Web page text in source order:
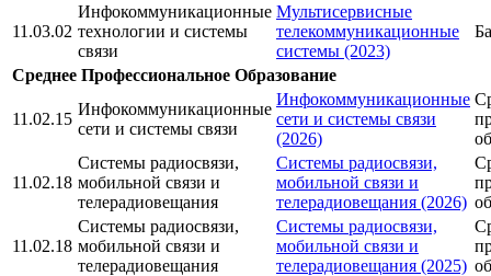
11.03.02
Инфокоммуникационные
технологии и системы
связи
Мультисервисные
телекоммуникационные
системы (2023)
Среднее Профессиональное Образование
11.02.15
Инфокоммуникационные
сети и системы связи
Инфокоммуникационные
сети и системы связи
(2026)
11.02.18
Системы радиосвязи,
мобильной связи и
телерадиовещания
Системы радиосвязи,
мобильной связи и
телерадиовещания (2026)
11.02.18
Системы радиосвязи,
мобильной связи и
телерадиовещания
Системы радиосвязи,
мобильной связи и
телерадиовещания (2025)